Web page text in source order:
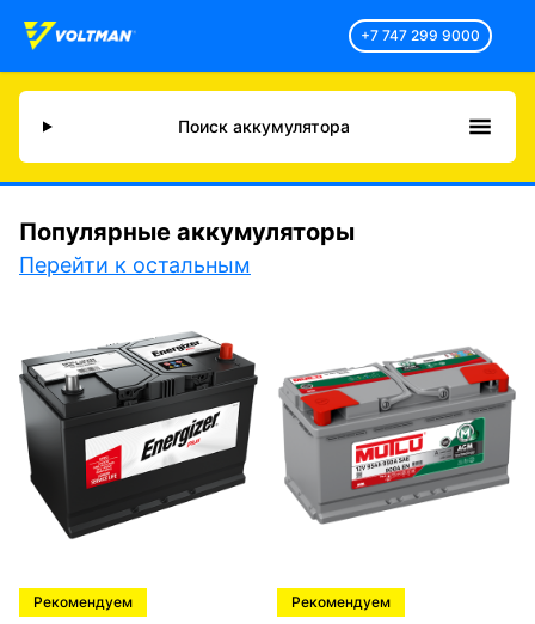
+7 747 299 9000
Поиск аккумулятора
Популярные аккумуляторы
Перейти к остальным
Рекомендуем Рекомендуем